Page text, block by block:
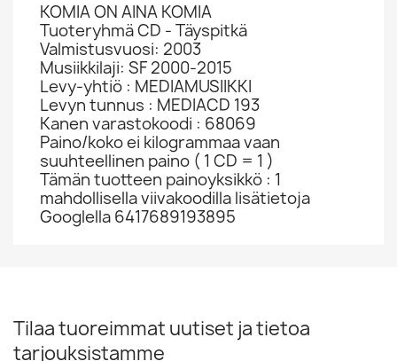
KOMIA ON AINA KOMIA
Tuoteryhmä CD - Täyspitkä
Valmistusvuosi: 2003
Musiikkilaji: SF 2000-2015
Levy-yhtiö : MEDIAMUSIIKKI
Levyn tunnus : MEDIACD 193
Kanen varastokoodi : 68069
Paino/koko ei kilogrammaa vaan
suuhteellinen paino ( 1 CD = 1 )
Tämän tuotteen painoyksikkö : 1
mahdollisella viivakoodilla lisätietoja
Googlella 6417689193895
Tilaa tuoreimmat uutiset ja tietoa
tarjouksistamme